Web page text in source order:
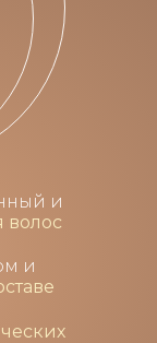
и
волос
и